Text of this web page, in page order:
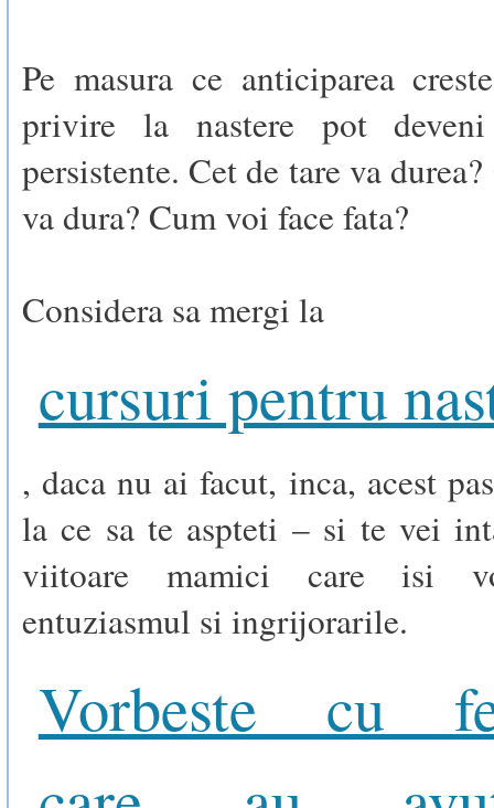
Pe masura ce anticiparea
privire la nastere pot
persistente. Cet de tare va
va dura? Cum voi face fata?
Considera sa mergi la
cursuri pentru
, daca nu ai facut, inca, acest
la ce sa te aspteti – si te vei
viitoare mamici care isi
entuziasmul si ingrijorarile.
Vorbeste cu